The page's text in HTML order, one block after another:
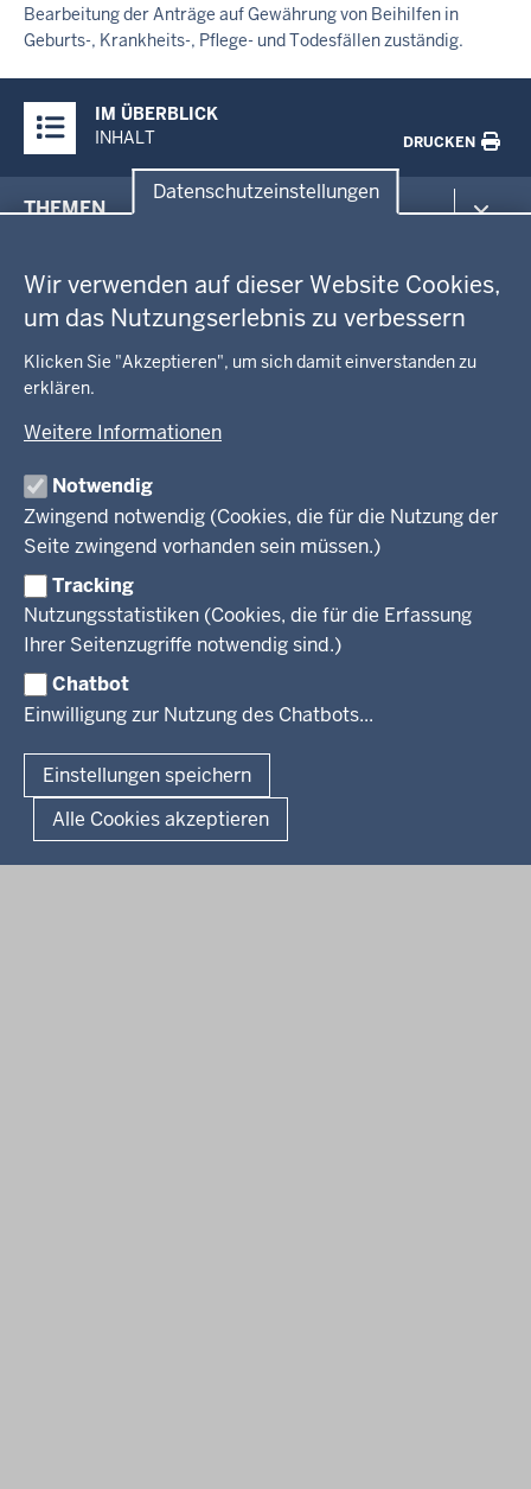
Datenschutzeinstellungen
Wir verwenden auf dieser Website Cookies,
um das Nutzungserlebnis zu verbessern
Klicken Sie "Akzeptieren", um sich damit einverstanden zu
erklären.
Weitere Informationen
Notwendig
Zwingend notwendig (Cookies, die für die Nutzung der
Seite zwingend vorhanden sein müssen.)
Tracking
Nutzungsstatistiken (Cookies, die für die Erfassung
Ihrer Seitenzugriffe notwendig sind.)
Chatbot
Einwilligung zur Nutzung des Chatbots...
Einstellungen speichern
Alle Cookies akzeptieren
Bearbeitung der Anträge auf Gewährung von Beihilfen in
Geburts-, Krankheits-, Pflege- und Todesfällen zuständig.
Inhalte
IM ÜBERBLICK
INHALT
DRUCKEN
in
Fußzeile
THEMEN
Gesundheit und Soziales
Kommunales, Planung, Bauen und Verkehr
Schule und Bildung
Wirtschaft und Kultur
GEOBASIS NRW
Ausbildung und Karriere
Geodaten-Anwendungen
Neues
Produkte und Dienste
TIM-online
Webdienste
Amtsblatt
Behördenleitung
Leitbild
Personalvertretung
Regierungsbezirk
Reisekostenstelle
Veranstaltungen
Stellenangebote
Stellenangebote Schule
Praktikum
Referendariate
Bewerbung
Vormerkstelle NRW
PRESSE
Mediathek
Newsletter
Pressekontakt
Pressemitteilungen
Publikationen
VERFAHREN UND BEKANNTMACHUNGEN
Bekanntmachungen
Legionellen
Luftreinhaltepläne
Verfahrensübersichten
Überwachung umweltrelevanter Anlagen
Facebook
Instagram
LinkedIn
© 2026 Bezirksregierung Köln
Organisationsplan
Lizenzbedingungen Geobasis NRW
Dokumente und Ressourcen
Kontakt